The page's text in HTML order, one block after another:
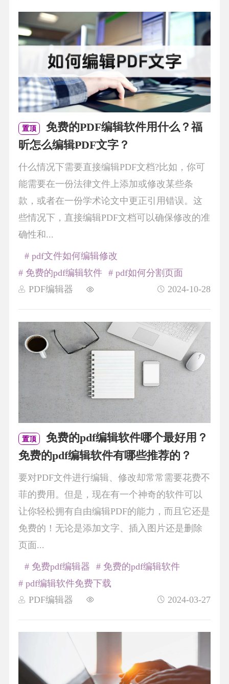
置顶
免费的PDF编辑软件用什么？福
昕怎么编辑PDF文字？
什么情况下需要直接编辑PDF文档?比如，你可
能需要在一份法律文件上添加或修改某些条
款，或者在一份学术论文中更正引用错误。这
些情况下，直接编辑PDF文档可以确保修改的准
确性和...
PDF编辑器 2024-10-28
# pdf文件如何编辑修改
# 免费的pdf编辑软件
# pdf如何分割页面
置顶
免费的pdf编辑软件哪个最好用？
免费的pdf编辑软件有哪些推荐的？
要对PDF文件进行编辑、修改却常常需要花费不
菲的费用。但是，现在有一个神奇的软件可以
让你轻松拥有自由编辑PDF的能力，而且它还是
免费的！无论是添加文字、插入图片还是删除
页面...
PDF编辑器 2024-03-27
# 免费pdf编辑器
# 免费的pdf编辑软件
# pdf编辑软件免费下载